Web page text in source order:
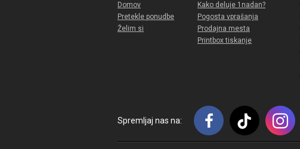
Domov
Pretekle ponudbe
Želim si
Kako deluje 1nadan?
Pogosta vprašanja
Prodajna mesta
Printbox tiskanje
Spremljaj nas na: